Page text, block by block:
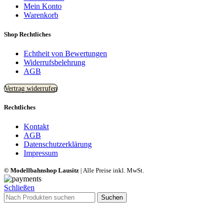
Mein Konto
Warenkorb
Shop Rechtliches
Echtheit von Bewertungen
Widerrufsbelehrung
AGB
Vertrag widerrufen
Rechtliches
Kontakt
AGB
Datenschutzerklärung
Impressum
© Modellbahnshop Lausitz | Alle Preise inkl. MwSt.
Schließen
Suchen